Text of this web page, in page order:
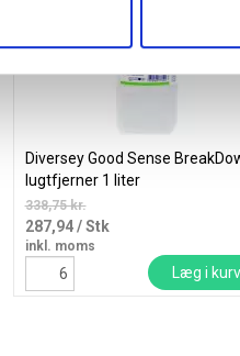
Diversey Good Sense
lugtfjerner 1 liter
338,75 kr.
287,94/ Stk
inkl. moms
Læg i kurv